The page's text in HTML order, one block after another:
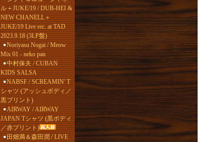
ル＋JUKE/19 / DUB-HEI &
NEW CHANELL＋
JUKE/19 Live rec. at TAD
2023.9.18 (3LP盤)
Noriyasu Nogai / Meow
Mix 01 - neko pan
中村保夫 / CUBAN
KIDS SALSA
NABSF / SCREAMIN' T
シャツ (アッシュボディ／
黒プリント)
AIRWAY / AIRWAY
JAPAN Tシャツ (黒ボディ
／赤プリント)
田畑満＆森田潤 / LIVE